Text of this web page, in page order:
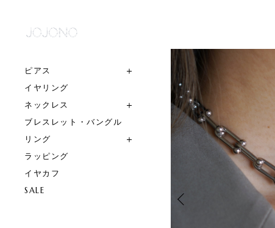
ピアス
イヤリング
ネックレス
ブレスレット・バングル
リング
ラッピング
イヤカフ
SALE